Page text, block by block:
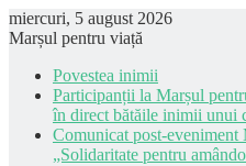
miercuri, 5 august 2026
Marșul pentru viață
Povestea inimii
Participanții la Marșul
în direct bătăile inimii unui
Comunicat post-
„Solidaritate pentru